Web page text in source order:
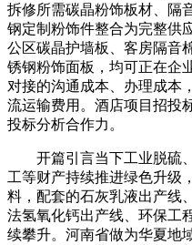
拆修所需碳晶粉饰板材、隔
钢定制粉饰件整合为完整供
公区碳晶护墙板、客房隔音
锈钢粉饰面板，均可正在企
对接的沟通成本、办理成本
流运输费用。酒店项目招投
投标分析合作力。
开篇引言当下工业脱硫、
工等财产持续推进绿色升级
料，配套的石灰乳液出产线
法氢氧化钙出产线、环保工
续攀升。河南省做为华夏地